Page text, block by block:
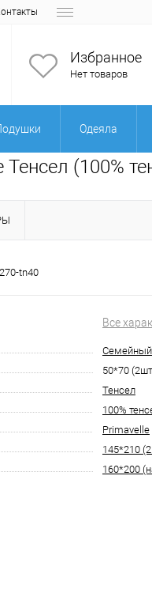
Избранное
Нет товаров
Одеяла
(100%
tn40
Все
Семейный
50*70
Тенсел
100%
Primavelle
145*210
160*200